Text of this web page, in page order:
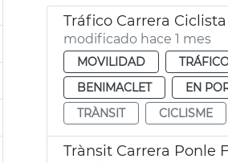
Tráfico Carrera
modificado hace 1 mes
MOVILIDAD
BENIMACLET
EN
TRÀNSIT
CICLISME
Trànsit Carrera Ponle